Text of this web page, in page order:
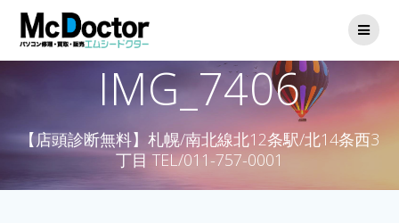
IMG_7406
【店頭診断無料】札幌/南北線北12条駅/北14条西3
丁目 TEL/011-757-0001